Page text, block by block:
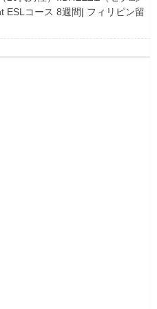
ESLコース 8週間| フィリピン留